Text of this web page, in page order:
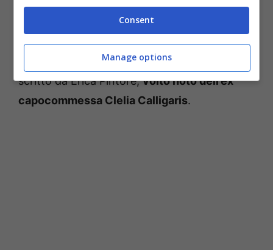
Alessandro Tersignie che annunciava il
ritorno della prima stagione de Il Paradiso
delle Signore, qui dove appare un commento
scritto da Erica Pintore,volto noto dell’ex
capocommessa Clelia Calligaris.
Consent
Manage options